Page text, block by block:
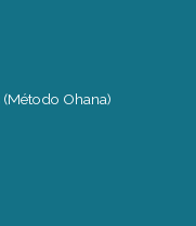
Ohana)